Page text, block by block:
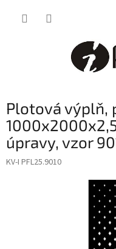
Plotová výplň,
úpravy, vzor
KV-I PFL25.9010